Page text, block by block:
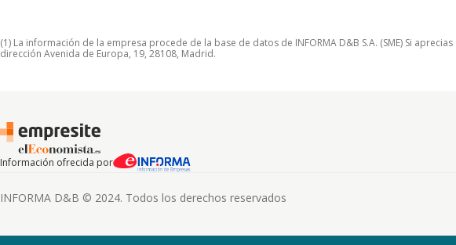
(1) La información de la empresa procede de la base de datos de INFORMA D&B S.A. (SME) Si
dirección Avenida de Europa, 19, 28108, Madrid.
Información ofrecida por
INFORMA D&B © 2024. Todos los derechos reservados